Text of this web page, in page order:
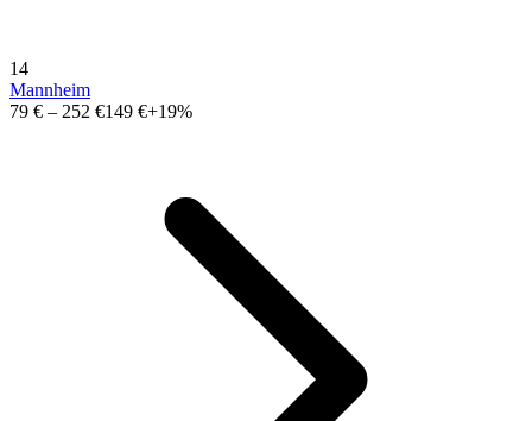
14
Mannheim
79 € – 252 €149 €+19%